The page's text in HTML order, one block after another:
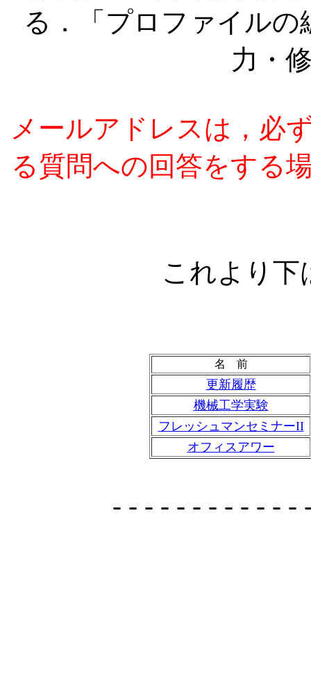
る．「プロファイル
力・
メールアドレスは，必
る質問への回答をする
これより下
名 前
更新履歴
機械工学実験
フレッシュマンセミナーII
オフィスアワー
- - - - - - - - - - - -